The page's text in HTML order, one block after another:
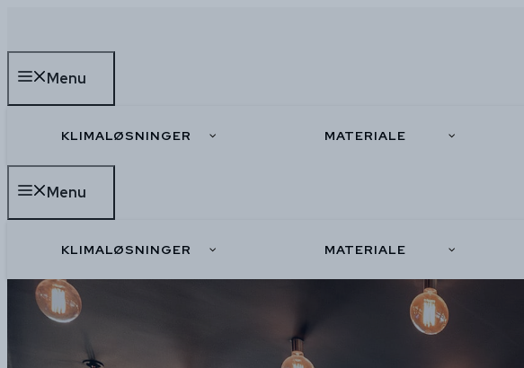
Menu
KLIMALØSNINGER MATERIALE
Menu
KLIMALØSNINGER MATERIALE